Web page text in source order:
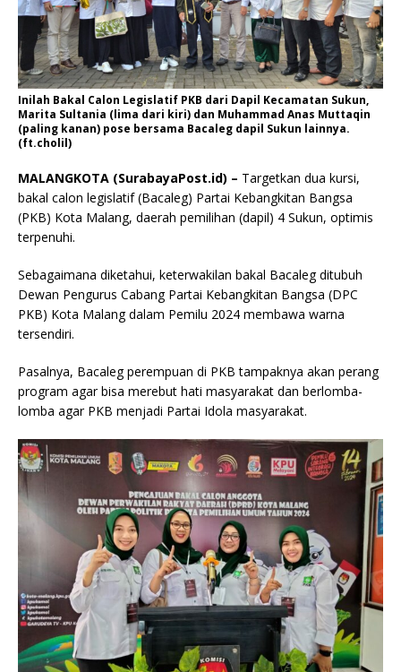
Inilah Bakal Calon Legislatif PKB dari Dapil Kecamatan Sukun,
Marita Sultania (lima dari kiri) dan Muhammad Anas Muttaqin
(paling kanan) pose bersama Bacaleg dapil Sukun lainnya.
(ft.cholil)
MALANGKOTA (SurabayaPost.id) – Targetkan dua kursi,
bakal calon legislatif (Bacaleg) Partai Kebangkitan Bangsa
(PKB) Kota Malang, daerah pemilihan (dapil) 4 Sukun, optimis
terpenuhi.
Sebagaimana diketahui, keterwakilan bakal Bacaleg ditubuh
Dewan Pengurus Cabang Partai Kebangkitan Bangsa (DPC
PKB) Kota Malang dalam Pemilu 2024 membawa warna
tersendiri.
Pasalnya, Bacaleg perempuan di PKB tampaknya akan perang
program agar bisa merebut hati masyarakat dan berlomba-
lomba agar PKB menjadi Partai Idola masyarakat.